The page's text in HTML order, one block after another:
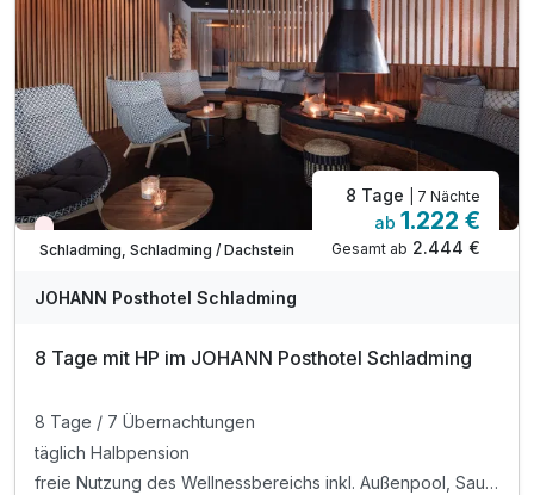
WLAN-Nutzung
Wieder frei ab September
Schladming, Schladming / Dachstein
8 Tage | 7 Nächte
ab 1.222 €
Gesamt ab 2.444 €
JOHANN Posthotel Schladming
8 Tage mit HP im JOHANN Posthotel Schladming
8 Tage / 7 Übernachtungen
täglich Halbpension
freie Nutzung des Wellnessbereichs inkl. Außenpool, Saunawelt, Chillarea und Fitnessraum